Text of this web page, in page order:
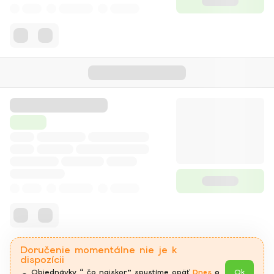
Doručenie momentálne nie je k
dispozícii